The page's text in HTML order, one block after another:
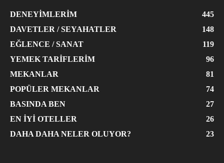
DENEYIMLERIM
445
DAVETLER / SEYAHATLER
148
EĞLENCE / SANAT
119
YEMEK TARIFLERIM
96
MEKANLAR
81
POPÜLER MEKANLAR
74
BASINDA BEN
27
EN İYI OTELLER
26
DAHA DAHA NELER OLUYOR?
23